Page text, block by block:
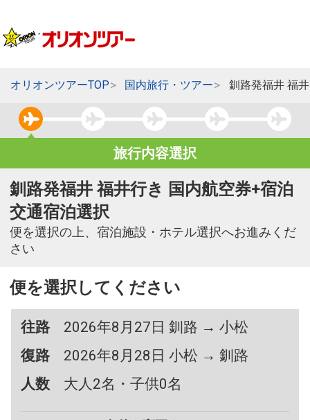
オリオンツアーTOP 国内旅行・ツアー 釧路発福井 福
旅行内容選択
釧路発福井 福井行き 国内航空券+宿泊
交通宿泊選択
便を選択の上、宿泊施設・ホテル選択へお進みくだ
さい
便を選択してください
往路
2026年8月27日 釧路 → 小松
復路
2026年8月28日 小松 → 釧路
人数
大人2名・子供0名